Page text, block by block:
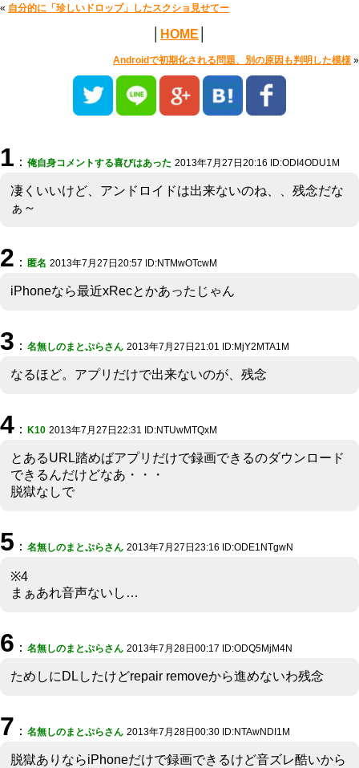
« 自分的に「珍しいドロップ」したスクショ見せてー
HOME
Androidで初期化される問題、別の原因も判明した模様 »
1 ： 俺自身コメントする喜びはあった 2013年7月27日20:16 ID:ODI4ODU1M
凄くいいけど、アンドロイドは出来ないのね、、残念だな
ぁ～
2 ： 匿名 2013年7月27日20:57 ID:NTMwOTcwM
iPhoneなら最近xRecとかあったじゃん
3 ： 名無しのまとぷらさん 2013年7月27日21:01 ID:MjY2MTA1M
なるほど。アプリだけで出来ないのが、残念
4 ： K10 2013年7月27日22:31 ID:NTUwMTQxM
とあるURL踏めばアプリだけで録画できるのダウンロード
できるんだけどなあ・・・
脱獄なしで
5 ： 名無しのまとぷらさん 2013年7月27日23:16 ID:ODE1NTgwN
※4
まぁあれ音声ないし…
6 ： 名無しのまとぷらさん 2013年7月28日00:17 ID:ODQ5MjM4N
ためしにDLしたけどrepair removeから進めないわ残念
7 ： 名無しのまとぷらさん 2013年7月28日00:30 ID:NTAwNDI1M
脱獄ありならiPhoneだけで録画できるけど音ズレ酷いから